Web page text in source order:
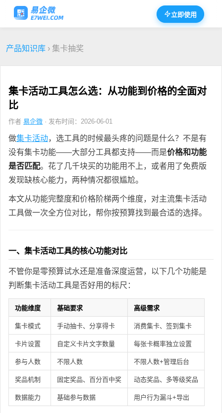
立即使用
产品知识库 › 集卡抽奖
集卡活动工具怎么选：从功能到价格的全面对
比
作者 易企微 · 发布时间：2026-06-01
做集卡活动，选工具的时候最头疼的问题是什么？不是有
没有集卡功能——大部分工具都支持——而是价格和功能
是否匹配。花了几千块买的功能用不上，或者用了免费版
发现缺核心能力，两种情况都很尴尬。
本文从功能完整度和价格阶梯两个维度，对主流集卡活动
工具做一次全方位对比，帮你按预算找到最合适的选择。
一、集卡活动工具的核心功能对比
不管你是零预算试水还是准备深度运营，以下几个功能是
判断集卡活动工具是否好用的标尺：
功能维度 基础要求 高级需求
集卡模式 手动抽卡、分享得卡 消费集卡、签到集卡
卡片设置 自定义卡片文字数量 每张卡概率独立设置
参与人数 不限人数 不限人数+管理后台
奖品机制 固定奖品、百分百中奖 动态奖品、多等级奖品
数据能力 基础参与数据 用户行为漏斗+导出